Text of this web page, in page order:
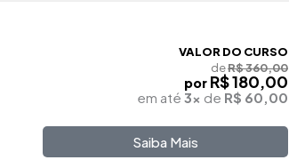
VALOR DO CURSO
deR$ 360,00
por R$ 180,00
em até 3x de R$ 60,00
Saiba Mais